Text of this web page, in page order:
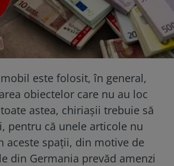
este folosit, în general,
obiectelor care nu au loc
astea, chiriașii trebuie să
pentru că unele articole nu
aceste spații, din motive de
din Germania prevăd amenzi